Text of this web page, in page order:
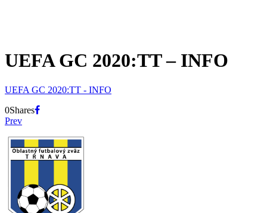
UEFA GC 2020:TT – INFO
UEFA GC 2020:TT - INFO
0Shares
Prev